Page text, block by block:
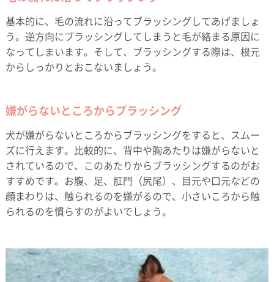
基本的に、毛の流れに沿ってブラッシングしてあげましょ
う。逆方向にブラッシングしてしまうと毛が絡まる原因に
なってしまいます。そして、ブラッシングする際は、根元
からしっかりとおこないましょう。
嫌がらないところからブラッシング
犬が嫌がらないところからブラッシングをすると、スムー
ズに行えます。比較的に、背中や胸あたりは嫌がらないと
されているので、このあたりからブラッシングするのがお
すすめです。お腹、足、肛門（尻尾）、目元や口元などの
顔まわりは、触られるのを嫌がるので、小さいころから触
られるのを慣らすのがよいでしょう。